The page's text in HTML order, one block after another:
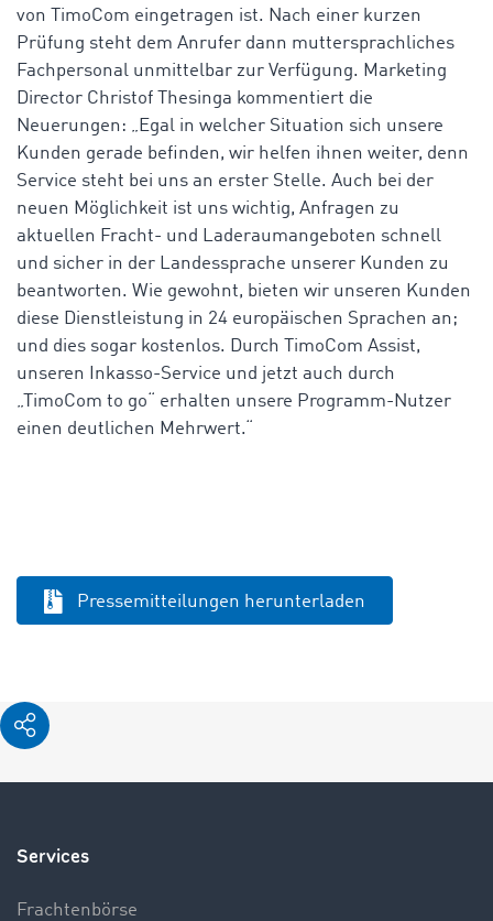
von TimoCom eingetragen ist. Nach einer kurzen
Prüfung steht dem Anrufer dann muttersprachliches
Fachpersonal unmittelbar zur Verfügung. Marketing
Director Christof Thesinga kommentiert die
Neuerungen: „Egal in welcher Situation sich unsere
Kunden gerade befinden, wir helfen ihnen weiter, denn
Service steht bei uns an erster Stelle. Auch bei der
neuen Möglichkeit ist uns wichtig, Anfragen zu
aktuellen Fracht- und Laderaumangeboten schnell
und sicher in der Landessprache unserer Kunden zu
beantworten. Wie gewohnt, bieten wir unseren Kunden
diese Dienstleistung in 24 europäischen Sprachen an;
und dies sogar kostenlos. Durch TimoCom Assist,
unseren Inkasso-Service und jetzt auch durch
„TimoCom to go“ erhalten unsere Programm-Nutzer
einen deutlichen Mehrwert.“
Pressemitteilungen herunterladen
Services
Frachtenbörse